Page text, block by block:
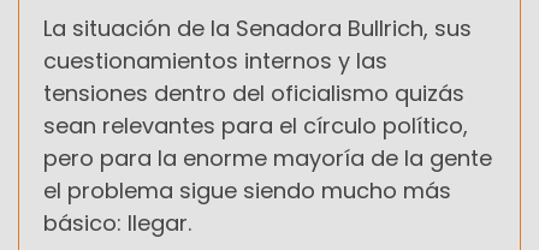
La situación de la Senadora Bullrich, sus
cuestionamientos internos y las
tensiones dentro del oficialismo quizás
sean relevantes para el círculo político,
pero para la enorme mayoría de la gente
el problema sigue siendo mucho más
básico: llegar.